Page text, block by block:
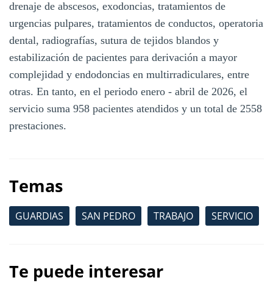
drenaje de abscesos, exodoncias, tratamientos de
urgencias pulpares, tratamientos de conductos, operatoria
dental, radiografías, sutura de tejidos blandos y
estabilización de pacientes para derivación a mayor
complejidad y endodoncias en multirradiculares, entre
otras. En tanto, en el periodo enero - abril de 2026, el
servicio suma 958 pacientes atendidos y un total de 2558
prestaciones.
Temas
GUARDIAS SAN PEDRO TRABAJO SERVICIO
Te puede interesar